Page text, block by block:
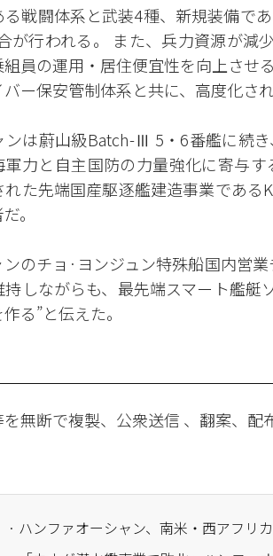
戦闘体系と武装4種、新規装備で
行われる。 また、兵力資源が減
組員の運用・居住便宜性を向上させ
ー保安管制体系と共に、高度化さ
ンは蔚山級Batch-Ⅲ 5・6番艦に続
軍力と自主国防の力量強化に寄与
た先端国産駆逐艦建造事業である
。
のチョ·ヨンジュン特殊船国内営
しながらも、最先端スマート艦艇
る”と伝えた。
無断で複製、公衆送信 、翻案、配